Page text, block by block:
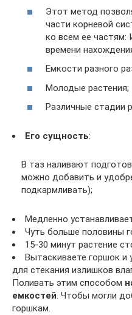
Этот метод
части корневой
ко всем ее частям:
времени
Емкости разного
Молодые растения;
Различные стадии
Его сущность:
В таз наливают
можно добавить и
подкармливать);
Медленно
Чуть больше половины
15-30 минут растение
Вытаскиваете горшок и
для стекания излишков
Поливать этим способом
емкостей. Чтобы могли
горшкам.